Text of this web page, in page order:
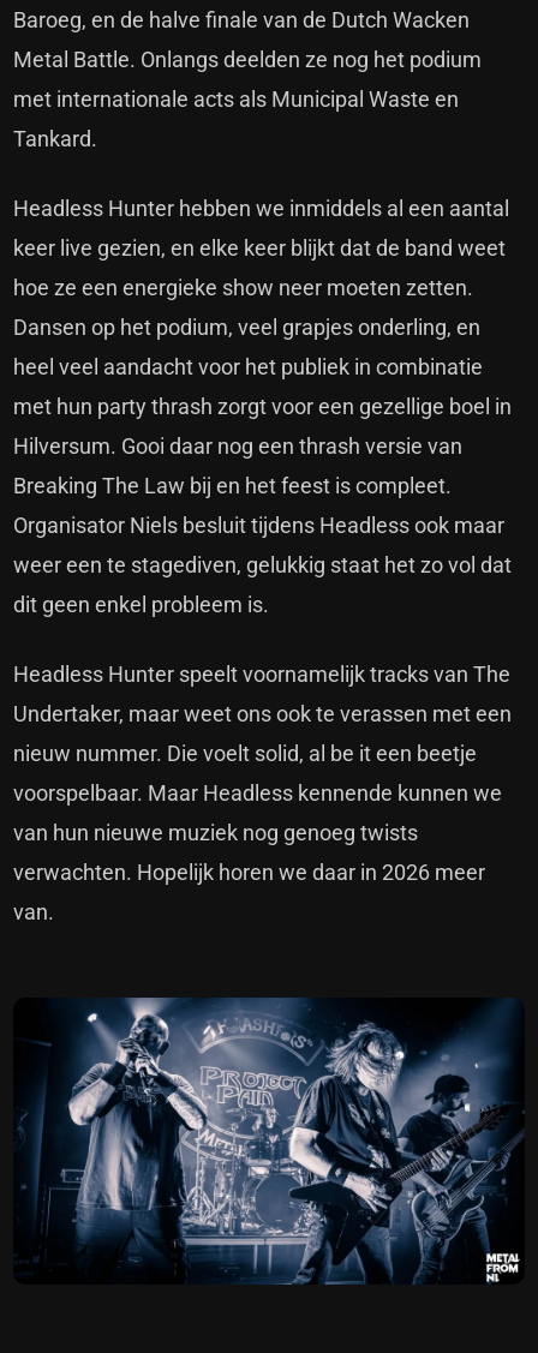
Baroeg, en de halve finale van de Dutch Wacken
Metal Battle. Onlangs deelden ze nog het podium
met internationale acts als Municipal Waste en
Tankard.
Headless Hunter hebben we inmiddels al een aantal
keer live gezien, en elke keer blijkt dat de band weet
hoe ze een energieke show neer moeten zetten.
Dansen op het podium, veel grapjes onderling, en
heel veel aandacht voor het publiek in combinatie
met hun party thrash zorgt voor een gezellige boel in
Hilversum. Gooi daar nog een thrash versie van
Breaking The Law bij en het feest is compleet.
Organisator Niels besluit tijdens Headless ook maar
weer een te stagediven, gelukkig staat het zo vol dat
dit geen enkel probleem is.
Headless Hunter speelt voornamelijk tracks van The
Undertaker, maar weet ons ook te verassen met een
nieuw nummer. Die voelt solid, al be it een beetje
voorspelbaar. Maar Headless kennende kunnen we
van hun nieuwe muziek nog genoeg twists
verwachten. Hopelijk horen we daar in 2026 meer
van.